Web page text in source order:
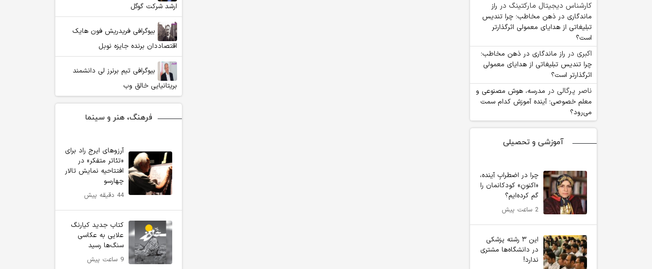
کارشناس دیجیتال مارکتینگ در راز
ماندگاری در ذهن مخاطب؛ چرا تندیس
تبلیغاتی از هدایای معمولی اثرگذارتر
است؟
اکبری در راز ماندگاری در ذهن مخاطب؛
چرا تندیس تبلیغاتی از هدایای معمولی
اثرگذارتر است؟
ناصر پرگالی در مدرسه، هوش مصنوعی و
معلم خصوصی؛ آینده آموزش کدام سمت
می‌رود؟
آموزشی و تحصیلی
چرا در اضطرابِ آینده،
«اکنونِ» کودکانمان را
گم کرده‌ایم؟
2 ساعت پیش
این ۳ رشته پزشکی
در دانشگاه‌ها مشتری
ندارد!
ارشد شرکت گوگل
بیوگرافی فریدریش فون هایک
اقتصاددان برنده جایزه نوبل
بیوگرافی تیم برنرز لی دانشمند
بریتانیایی خالق وب
فرهنگ، هنر و سینما
آرزوهای ایرج راد برای
«تئاتر متفکر» در
افتتاحیه نمایش تالار
چهارسو
44 دقیقه پیش
کتاب جدید کیارنگ
علایی به عکاسی
سنگ‌ها رسید
9 ساعت پیش